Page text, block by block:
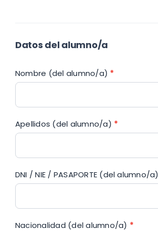
Datos del alumno/a
Nombre (del alumno/a) *
Apellidos (del alumno/a) *
DNI / NIE / PASAPORTE (del alumno/a)
Nacionalidad (del alumno/a) *